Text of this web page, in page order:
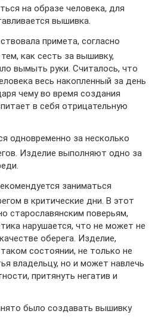
на образе человека, для
вышивка.
примета, согласно
как сесть за вышивку,
вымыть руки. Считалось, что
весь накопленный за день
чему во время создания
в себя отрицательную
одновременно за несколько
Изделие выполняют одно за
заниматься
в критические дни. В этот
старославянским поверьям,
нарушается, что не может не
оберега. Изделие,
состоянии, не только не
владельцу, но и может навлечь
притянуть негатив и
было создавать вышивку